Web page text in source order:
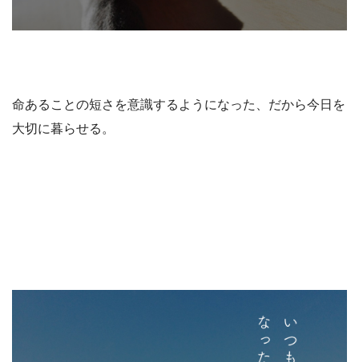
命あることの短さを意識するようになった、だから今日を
大切に暮らせる。